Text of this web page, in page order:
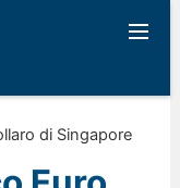
di Singapore